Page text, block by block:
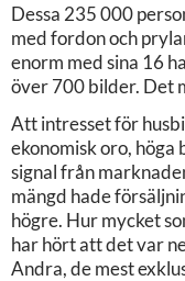
Dessa 235 000
med fordon och
enorm med sina 16
över 700 bilder. Det
Att intresset för
ekonomisk oro,
signal från
mängd hade
högre. Hur mycket
har hört att det var
Andra, de mest